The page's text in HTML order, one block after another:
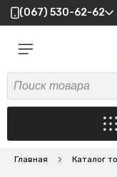
(067) 530-62-62
Главная Каталог